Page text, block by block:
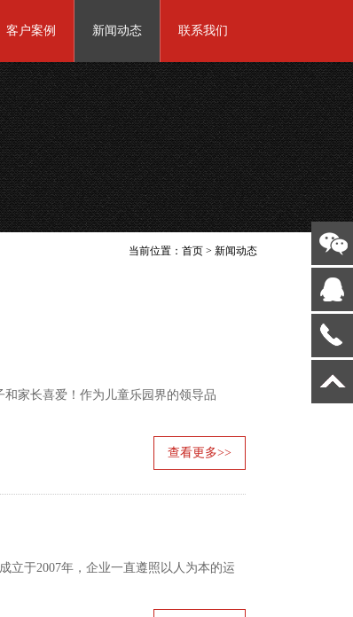
客户案例 新闻动态 联系我们
当前位置：首页 >新闻动态
和家长喜爱！作为儿童乐园界的领导品
查看更多>>
立于2007年，企业一直遵照以人为本的运